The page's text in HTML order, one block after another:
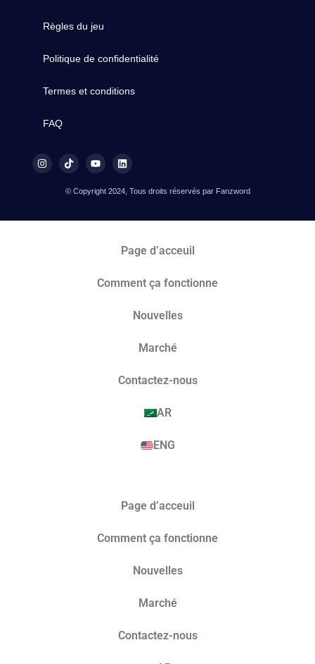
Règles du jeu
Politique de confidentialité
Termes et conditions
FAQ
© Copyright 2024, Tous droits réservés par Fanzword
Page d’acceuil
Comment ça fonctionne
Nouvelles
Marché​
Contactez-nous
AR
ENG
Page d’acceuil
Comment ça fonctionne
Nouvelles
Marché​
Contactez-nous